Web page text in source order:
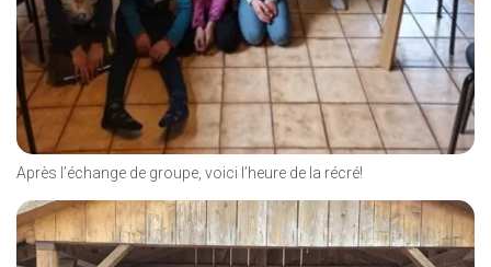
Après l’échange de groupe, voici l’heure de la récré!